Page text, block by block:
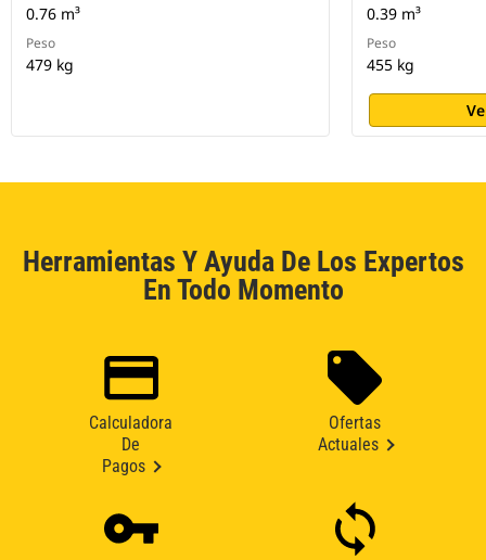
0.76 m³
Peso
479 kg
0.39 m³
Peso
455 kg
Herramientas Y Ayuda De Los Expertos
En Todo Momento
Calculadora
De
Pagos
Ofertas
Actuales